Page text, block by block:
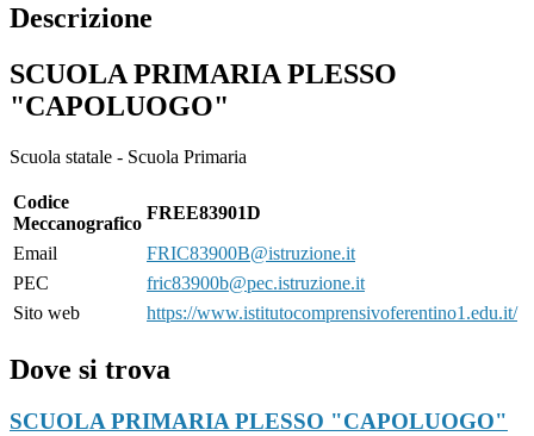
Descrizione
SCUOLA PRIMARIA PLESSO
"CAPOLUOGO"
Scuola statale - Scuola Primaria
Codice
Meccanografico
FREE83901D
Email
FRIC83900B@istruzione.it
PEC
fric83900b@pec.istruzione.it
Sito web
https://www.istitutocomprensivoferentino1.edu.it/
Dove si trova
SCUOLA PRIMARIA PLESSO "CAPOLUOGO"